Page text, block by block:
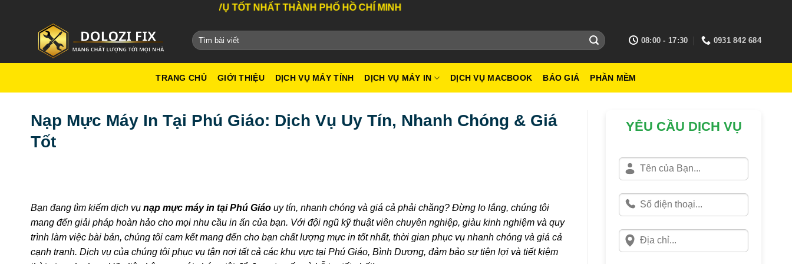
DỊCH VỤ TỐT NHẤT THÀNH PHỐ HỒ CHÍ MINH
08:00 - 17:30 0931 842 684
TRANG CHỦ GIỚI THIỆU DỊCH VỤ MÁY TÍNH DỊCH VỤ MÁY IN DỊCH VỤ MACBOOK BÁO GIÁ PHẦN MỀM
Nạp Mực Máy In Tại Phú Giáo: Dịch Vụ Uy Tín, Nhanh Chóng & Giá
Tốt
Bạn đang tìm kiếm dịch vụ nạp mực máy in tại Phú Giáo uy tín, nhanh chóng và giá cả phải chăng? Đừng lo lắng, chúng tôi
mang đến giải pháp hoàn hảo cho mọi nhu cầu in ấn của bạn. Với đội ngũ kỹ thuật viên chuyên nghiệp, giàu kinh nghiệm và quy
trình làm việc bài bản, chúng tôi cam kết mang đến cho bạn chất lượng mực in tốt nhất, thời gian phục vụ nhanh chóng và giá cả
cạnh tranh. Dịch vụ của chúng tôi phục vụ tận nơi tất cả các khu vực tại Phú Giáo, Bình Dương, đảm bảo sự tiện lợi và tiết kiệm
YÊU CẦU DỊCH VỤ